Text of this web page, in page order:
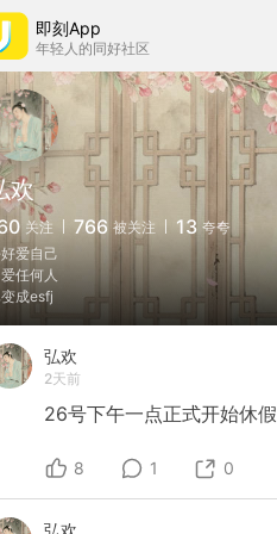
即刻App
年轻人的同好社区
欢
关注 766 被关注 13 夸夸
爱自己
任何人
成esfj
弘欢
2天前
26号下午一点正式开始休假
8 1 0
弘欢